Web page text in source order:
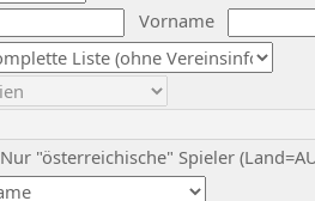
Vorname
Nur "österreichische" Spieler